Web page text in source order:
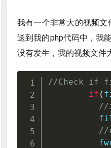
我有一个非常大的视频
送到我的php代码中，我
没有发生，我的视频文件
//Check if
if (
//
//